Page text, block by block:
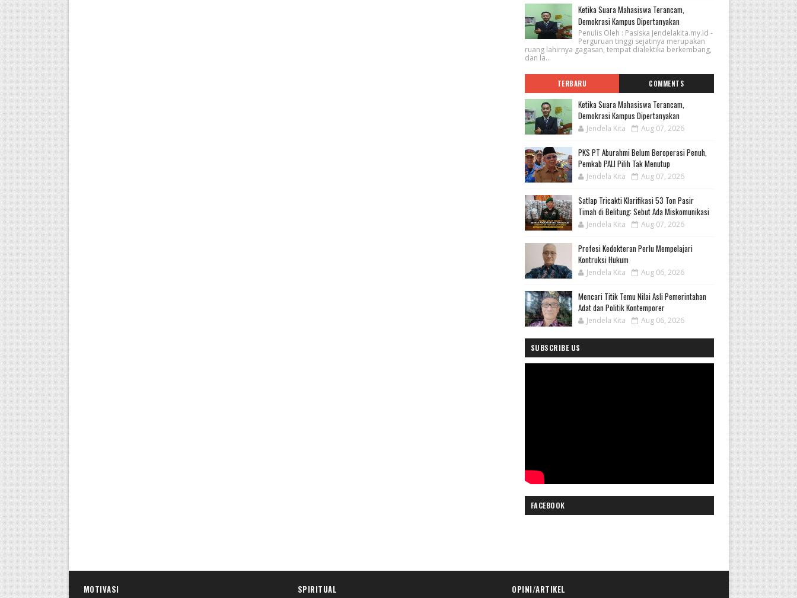
Ketika Suara Mahasiswa Terancam,
Demokrasi Kampus Dipertanyakan
Penulis Oleh : Pasiska Jendelakita.my.id -
Perguruan tinggi sejatinya merupakan
ruang lahirnya gagasan, tempat dialektika berkembang,
dan la...
TERBARU COMMENTS
Ketika Suara Mahasiswa Terancam,
Demokrasi Kampus Dipertanyakan
Jendela Kita Aug 07, 2026
PKS PT Aburahmi Belum Beroperasi Penuh,
Pemkab PALI Pilih Tak Menutup
Jendela Kita Aug 07, 2026
Satlap Tricakti Klarifikasi 53 Ton Pasir
Timah di Belitung: Sebut Ada Miskomunikasi
Jendela Kita Aug 07, 2026
Profesi Kedokteran Perlu Mempelajari
Kontruksi Hukum
Jendela Kita Aug 06, 2026
Mencari Titik Temu Nilai Asli Pemerintahan
Adat dan Politik Kontemporer
Jendela Kita Aug 06, 2026
SUBSCRIBE US
FACEBOOK
MOTIVASI SPIRITUAL OPINI/ARTIKEL